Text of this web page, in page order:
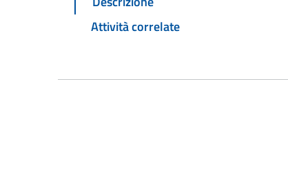
Attività correlate